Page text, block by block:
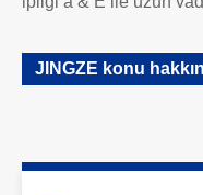
JINGZE konu